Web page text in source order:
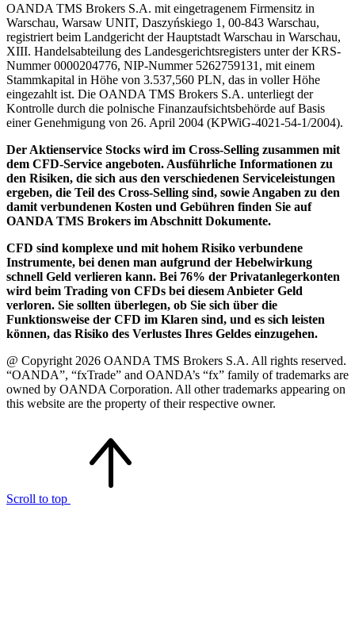
OANDA TMS Brokers S.A. mit eingetragenem Firmensitz in
Warschau, Warsaw UNIT, Daszyńskiego 1, 00-843 Warschau,
registriert beim Landgericht der Hauptstadt Warschau in Warschau,
XIII. Handelsabteilung des Landesgerichtsregisters unter der KRS-
Nummer 0000204776, NIP-Nummer 5262759131, mit einem
Stammkapital in Höhe von 3.537,560 PLN, das in voller Höhe
eingezahlt ist. Die OANDA TMS Brokers S.A. unterliegt der
Kontrolle durch die polnische Finanzaufsichtsbehörde auf Basis
einer Genehmigung von 26. April 2004 (KPWiG-4021-54-1/2004).
Der Aktienservice Stocks wird im Cross-Selling zusammen mit
dem CFD-Service angeboten. Ausführliche Informationen zu
den Risiken, die sich aus den verschiedenen Serviceleistungen
ergeben, die Teil des Cross-Selling sind, sowie Angaben zu den
damit verbundenen Kosten und Gebühren finden Sie auf
OANDA TMS Brokers im Abschnitt Dokumente.
CFD sind komplexe und mit hohem Risiko verbundene
Instrumente, bei denen man aufgrund der Hebelwirkung
schnell Geld verlieren kann. Bei 76% der Privatanlegerkonten
wird beim Trading von CFDs bei diesem Anbieter Geld
verloren. Sie sollten überlegen, ob Sie sich über die
Funktionsweise der CFD im Klaren sind, und es sich leisten
können, das Risiko des Verlustes Ihres Geldes einzugehen.
@ Copyright 2026 OANDA TMS Brokers S.A. All rights reserved.
“OANDA”, “fxTrade” and OANDA’s “fx” family of trademarks are
owned by OANDA Corporation. All other trademarks appearing on
this website are the property of their respective owner.
Scroll to top